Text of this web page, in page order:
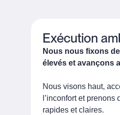
Exécution
Nous nous fixons
élevés et avançons
Nous visons haut,
l’inconfort et prenons
rapides et claires.